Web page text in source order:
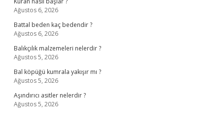
Ağustos 6, 2026
Battal beden kaç bedendir ?
Ağustos 6, 2026
Balıkçılık malzemeleri nelerdir ?
Ağustos 5, 2026
Bal köpüğü kumrala yakışır mı ?
Ağustos 5, 2026
Aşındırıcı asitler nelerdir ?
Ağustos 5, 2026